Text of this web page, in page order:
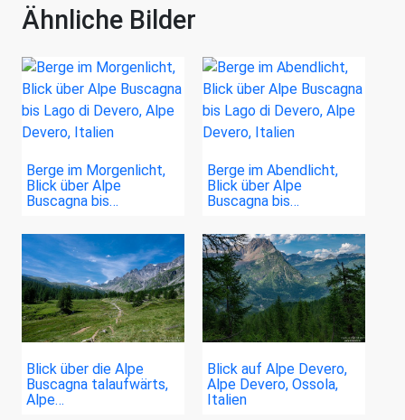
Ähnliche Bilder
Berge im Morgenlicht,
Blick über Alpe
Buscagna bis…
Berge im Abendlicht,
Blick über Alpe
Buscagna bis…
Blick über die Alpe
Buscagna talaufwärts,
Alpe…
Blick auf Alpe Devero,
Alpe Devero, Ossola,
Italien